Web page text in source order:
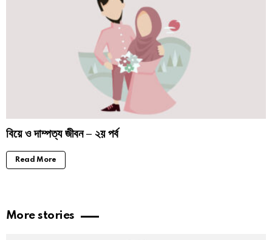
বিয়ে ও দাম্পত্য জীবন – ২য় পর্ব
Read More
More stories